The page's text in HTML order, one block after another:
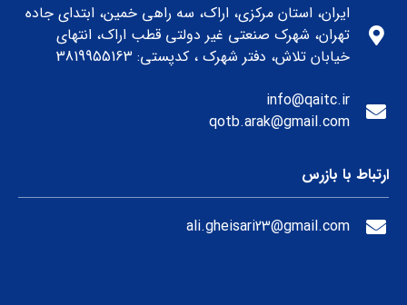
ایران، استان مرکزی، اراک، سه راهی خمین، ابتدای جاده
تهران، شهرک صنعتی غیر دولتی قطب اراک، انتهای
خیابان تلاش، دفتر شهرک ، کدپستی: 3819955163
info@qaitc.ir
qotb.arak@gmail.com
ارتباط با بازرس
ali.gheisari23@gmail.com